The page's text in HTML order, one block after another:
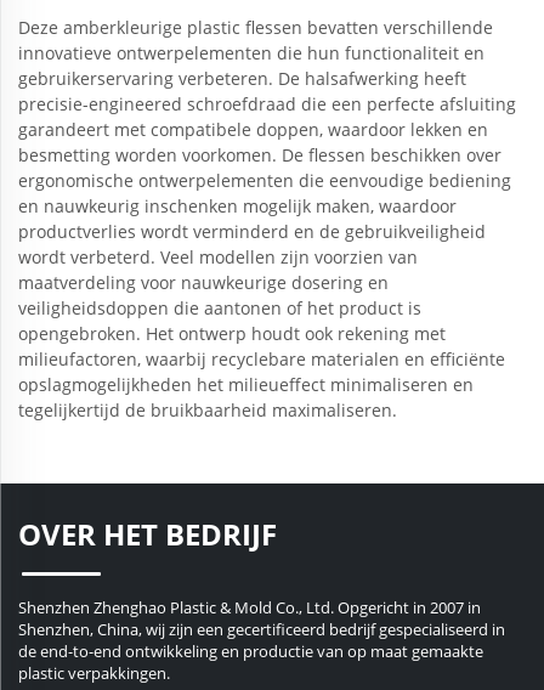
Deze amberkleurige plastic flessen bevatten verschillende
innovatieve ontwerpelementen die hun functionaliteit en
gebruikerservaring verbeteren. De halsafwerking heeft
precisie-engineered schroefdraad die een perfecte afsluiting
garandeert met compatibele doppen, waardoor lekken en
besmetting worden voorkomen. De flessen beschikken over
ergonomische ontwerpelementen die eenvoudige bediening
en nauwkeurig inschenken mogelijk maken, waardoor
productverlies wordt verminderd en de gebruikveiligheid
wordt verbeterd. Veel modellen zijn voorzien van
maatverdeling voor nauwkeurige dosering en
veiligheidsdoppen die aantonen of het product is
opengebroken. Het ontwerp houdt ook rekening met
milieufactoren, waarbij recyclebare materialen en efficiënte
opslagmogelijkheden het milieueffect minimaliseren en
tegelijkertijd de bruikbaarheid maximaliseren.
OVER HET BEDRIJF
Shenzhen Zhenghao Plastic & Mold Co., Ltd. Opgericht in 2007 in
Shenzhen, China, wij zijn een gecertificeerd bedrijf gespecialiseerd in
de end-to-end ontwikkeling en productie van op maat gemaakte
plastic verpakkingen.